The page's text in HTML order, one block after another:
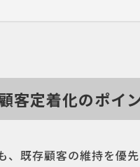
客定着化のポイ
既存顧客の維持を優